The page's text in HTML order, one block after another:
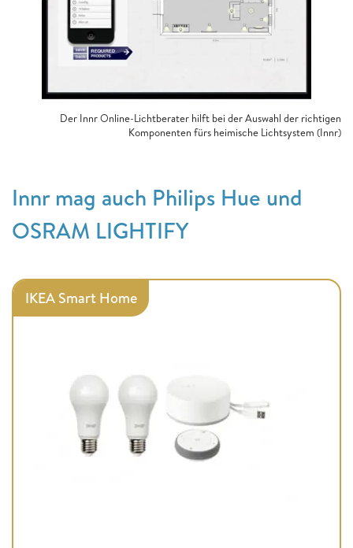
Der Innr Online-Lichtberater hilft bei der Auswahl der richtigen
Komponenten fürs heimische Lichtsystem (Innr)
Innr mag auch Philips Hue und
OSRAM LIGHTIFY
IKEA Smart Home